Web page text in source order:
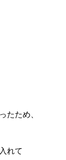
たため、
れて